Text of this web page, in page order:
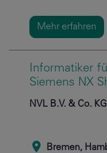
Mehr erfahren
Informatiker
Siemens NX
NVL B.V. & Co. KG
Bremen,